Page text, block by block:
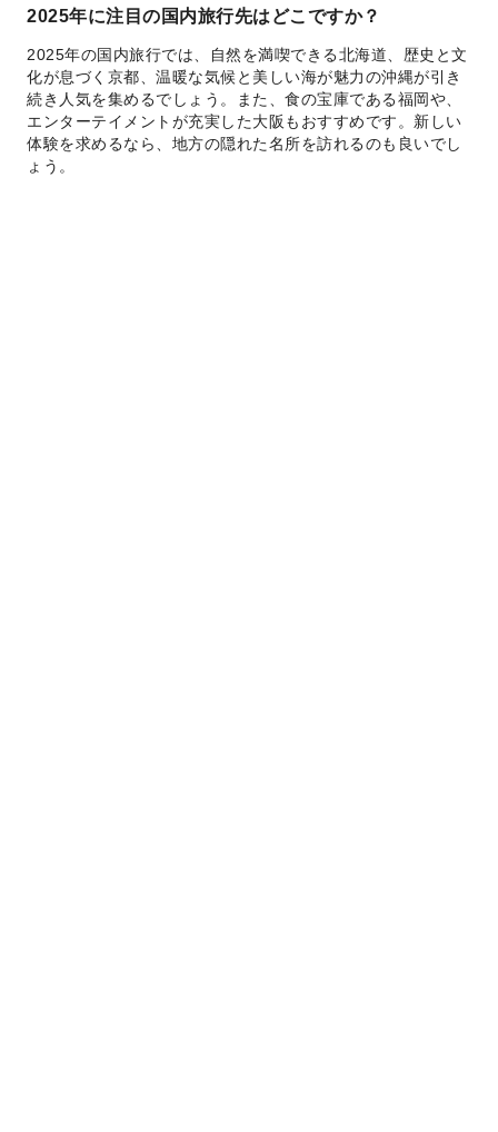
2025年に注目の国内旅行先はどこですか？
2025年の国内旅行では、自然を満喫できる北海道、歴史と文
化が息づく京都、温暖な気候と美しい海が魅力の沖縄が引き
続き人気を集めるでしょう。また、食の宝庫である福岡や、
エンターテイメントが充実した大阪もおすすめです。新しい
体験を求めるなら、地方の隠れた名所を訪れるのも良いでし
ょう。